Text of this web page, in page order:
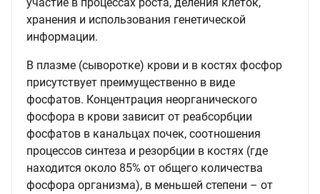
хранения и использования генетической
информации.
В плазме (сыворотке) крови и в костях фосфор
присутствует преимущественно в виде
фосфатов. Концентрация неорганического
фосфора в крови зависит от реабсорбции
фосфатов в канальцах почек, соотношения
процессов синтеза и резорбции в костях (где
находится около 85% от общего количества
фосфора организма), в меньшей степени – от